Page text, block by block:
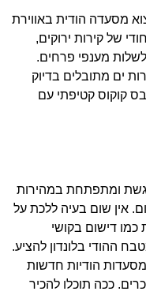
מסעדה הודית באווירת
של קירות ירוקים,
מענפי פרחים.
ים מתובלים בדיוק
קוקוס קטיפתי עם
ומתפתחת במהירות
אין שום בעיה ללכת על
כמו דישום בקושי
ההודי בלונדון להציע.
מסעדות הודיות חדשות
ככה תוכלו להכיר